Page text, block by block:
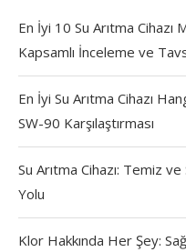
En İyi 10 Su Arıtma Cihazı
Kapsamlı İnceleme ve
En İyi Su Arıtma Cihazı
SW-90 Karşılaştırması
Su Arıtma Cihazı: Temiz ve
Yolu
Klor Hakkında Her Şey: